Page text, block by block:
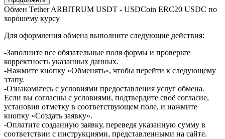
Обмен Tether ARBITRUM USDT - USDCoin ERC20 USDC по
хорошему курсу
Для оформления обмена выполните следующие действия:
-Заполните все обязательные поля формы и проверьте
корректность указанных данных.
-Нажмите кнопку «Обменять», чтобы перейти к следующему
этапу.
-Ознакомьтесь с условиями предоставления услуг обмена.
Если вы согласны с условиями, подтвердите своё согласие,
установив отметку в соответствующем поле, и нажмите
кнопку «Создать заявку».
-Оплатите созданную заявку, переведя указанную сумму в
соответствии с инструкциями, представленными на сайте.